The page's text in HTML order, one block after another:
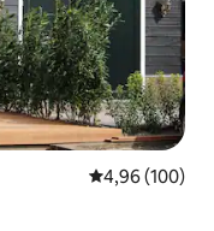
Gemiddelde
4,96 (100)